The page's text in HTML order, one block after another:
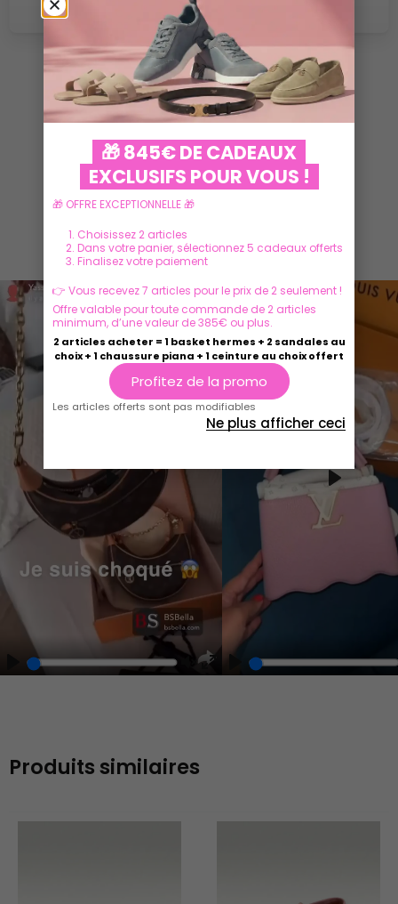
VOIR PLUS
Ils parlent de nous
Play Unmute
Enter
Play Play
Produits similaires
🎁 845€ DE CADEAUX
EXCLUSIFS POUR VOUS !
🎁 OFFRE EXCEPTIONNELLE 🎁
Choisissez 2 articles
Dans votre panier, sélectionnez 5 cadeaux offerts
Finalisez votre paiement
👉 Vous recevez 7 articles pour le prix de 2 seulement !
Offre valable pour toute commande de 2 articles
minimum, d’une valeur de 385€ ou plus.
2 articles acheter = 1 basket hermes + 2 sandales au
choix + 1 chaussure piana + 1 ceinture au choix offert
Profitez de la promo
Les articles offerts sont pas modifiables
Ne plus afficher ceci